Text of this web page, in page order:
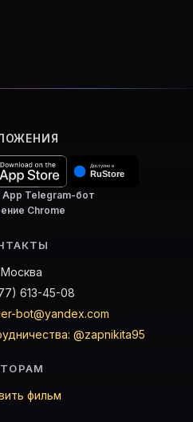
App·Telegram-бот·
Chrome
Москва
613-45-08
bot@yandex.com
@zapnikita95
фильм